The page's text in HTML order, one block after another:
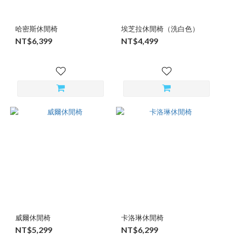
哈密斯休閒椅
NT$6,399
埃芝拉休閒椅（洗白色）
NT$4,499
威爾休閒椅
NT$5,299
卡洛琳休閒椅
NT$6,299